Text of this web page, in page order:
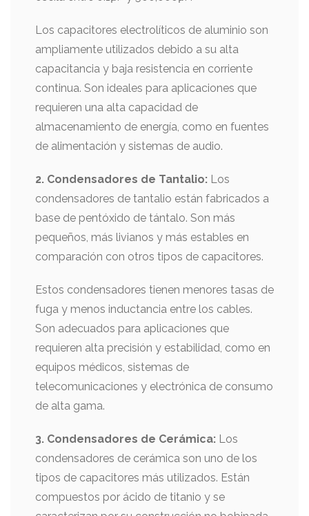
Los capacitores electrolíticos de aluminio son
ampliamente utilizados debido a su alta
capacitancia y baja resistencia en corriente
continua. Son ideales para aplicaciones que
requieren una alta capacidad de
almacenamiento de energía, como en fuentes
de alimentación y sistemas de audio.
2. Condensadores de Tantalio: Los
condensadores de tantalio están fabricados a
base de pentóxido de tántalo. Son más
pequeños, más livianos y más estables en
comparación con otros tipos de capacitores.
Estos condensadores tienen menores tasas de
fuga y menos inductancia entre los cables.
Son adecuados para aplicaciones que
requieren alta precisión y estabilidad, como en
equipos médicos, sistemas de
telecomunicaciones y electrónica de consumo
de alta gama.
3. Condensadores de Cerámica: Los
condensadores de cerámica son uno de los
tipos de capacitores más utilizados. Están
compuestos por ácido de titanio y se